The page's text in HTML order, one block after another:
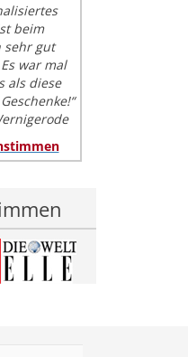
beim
sehr gut
war mal
als diese